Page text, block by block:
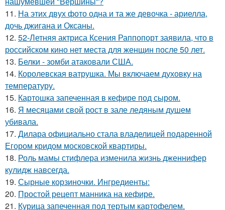
11. На этих двух фото одна и та же девочка - ариелла,
дочь джигана и Оксаны.
12. 52-Летняя актриса Ксения Раппопорт заявила, что в
российском кино нет места для женщин после 50 лет.
13. Белки - зомби атаковали США.
14. Королевская ватрушка. Мы включаем духовку на
температуру.
15. Картошка запеченная в кефире под сыром.
16. Я месяцами свой рост в зале ледяным душем
убивала.
17. Дилара официально стала владелицей подаренной
Егором кридом московской квартиры.
18. Роль мамы стифлера изменила жизнь дженнифер
кулидж навсегда.
19. Сырные корзиночки. Ингредиенты:
20. Простой рецепт манника на кефире.
21. Курица запеченная под тертым картофелем.